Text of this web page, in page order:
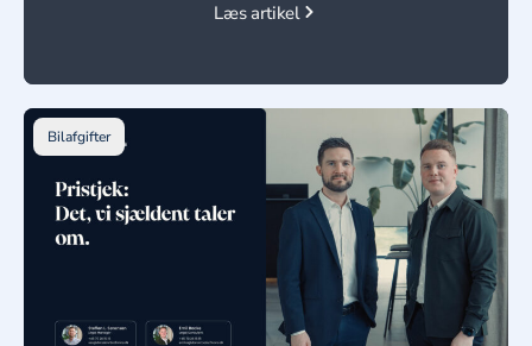
Læs artikel
Bilafgifter